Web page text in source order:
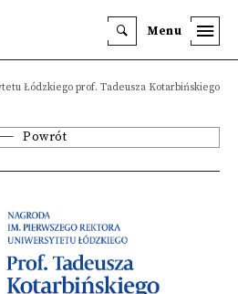
Menu
Łódzkiego prof. Tadeusza Kotarbińskiego
Powrót